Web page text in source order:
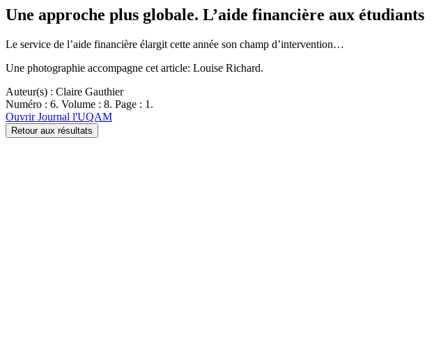
Une approche plus globale. L’aide financière aux étudiants
Le service de l’aide financière élargit cette année son champ d’intervention…
Une photographie accompagne cet article: Louise Richard.
Auteur(s) : Claire Gauthier
Numéro : 6. Volume : 8. Page : 1.
Ouvrir Journal l'UQAM
Retour aux résultats